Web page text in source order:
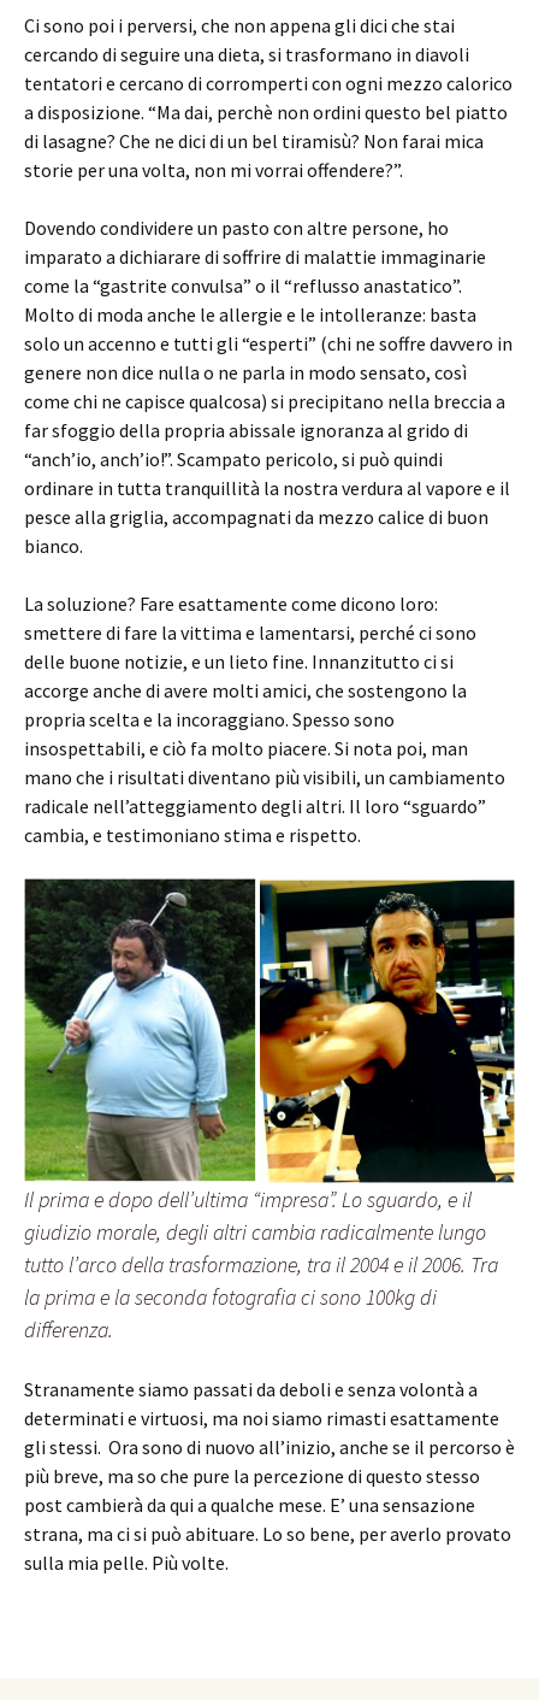
Ci sono poi i perversi, che non appena gli dici che stai
cercando di seguire una dieta, si trasformano in diavoli
tentatori e cercano di corromperti con ogni mezzo calorico
a disposizione. “Ma dai, perchè non ordini questo bel piatto
di lasagne? Che ne dici di un bel tiramisù? Non farai mica
storie per una volta, non mi vorrai offendere?”.
Dovendo condividere un pasto con altre persone, ho
imparato a dichiarare di soffrire di malattie immaginarie
come la “gastrite convulsa” o il “reflusso anastatico”.
Molto di moda anche le allergie e le intolleranze: basta
solo un accenno e tutti gli “esperti” (chi ne soffre davvero in
genere non dice nulla o ne parla in modo sensato, così
come chi ne capisce qualcosa) si precipitano nella breccia a
far sfoggio della propria abissale ignoranza al grido di
“anch’io, anch’io!”. Scampato pericolo, si può quindi
ordinare in tutta tranquillità la nostra verdura al vapore e il
pesce alla griglia, accompagnati da mezzo calice di buon
bianco.
La soluzione? Fare esattamente come dicono loro:
smettere di fare la vittima e lamentarsi, perché ci sono
delle buone notizie, e un lieto fine. Innanzitutto ci si
accorge anche di avere molti amici, che sostengono la
propria scelta e la incoraggiano. Spesso sono
insospettabili, e ciò fa molto piacere. Si nota poi, man
mano che i risultati diventano più visibili, un cambiamento
radicale nell’atteggiamento degli altri. Il loro “sguardo”
cambia, e testimoniano stima e rispetto.
Il prima e dopo dell’ultima “impresa”. Lo sguardo, e il
giudizio morale, degli altri cambia radicalmente lungo
tutto l’arco della trasformazione, tra il 2004 e il 2006. Tra
la prima e la seconda fotografia ci sono 100kg di
differenza.
Stranamente siamo passati da deboli e senza volontà a
determinati e virtuosi, ma noi siamo rimasti esattamente
gli stessi. Ora sono di nuovo all’inizio, anche se il percorso è
più breve, ma so che pure la percezione di questo stesso
post cambierà da qui a qualche mese. E’ una sensazione
strana, ma ci si può abituare. Lo so bene, per averlo provato
sulla mia pelle. Più volte.